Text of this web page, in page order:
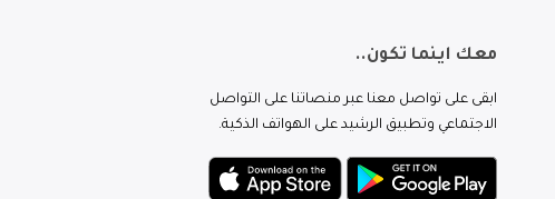
معك اينما تكون..
ابقى على تواصل معنا عبر منصاتنا على التواصل
الاجتماعي وتطبيق الرشيد على الهواتف الذكية.